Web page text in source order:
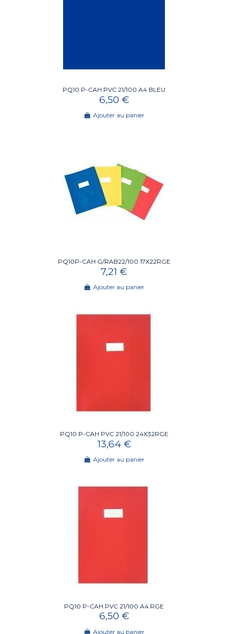
PQ10 P-CAH PVC 21/100 A4 BLEU
6,50 €
Ajouter au panier
PQ10P-CAH G/RAB22/100 17X22RGE
7,21 €
Ajouter au panier
PQ10 P-CAH PVC 21/100 24X32RGE
13,64 €
Ajouter au panier
PQ10 P-CAH PVC 21/100 A4 RGE
6,50 €
Ajouter au panier